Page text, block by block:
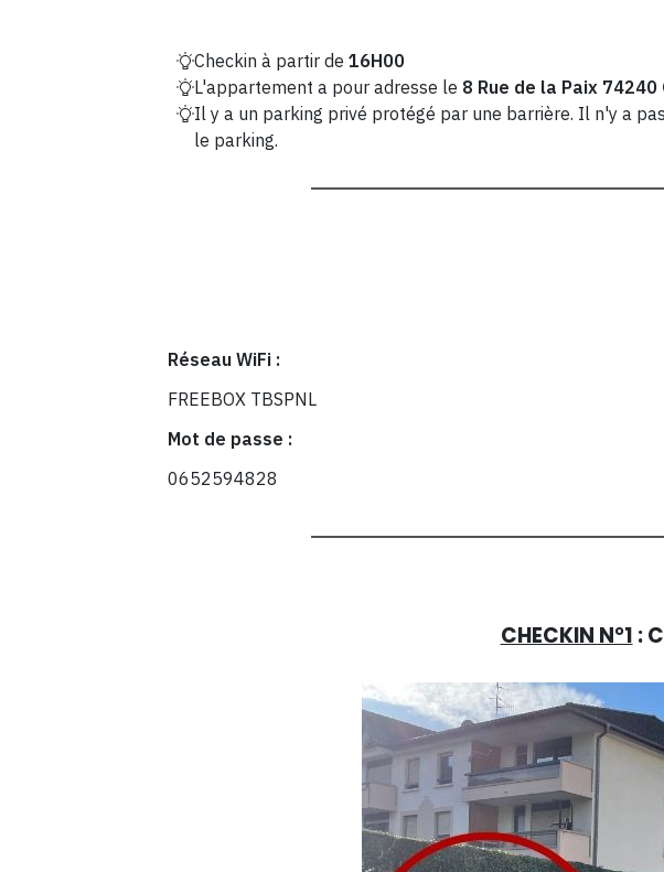
Checkin à partir de 16H00
L'appartement a pour adresse le 8 Rue de la Paix 74240
Il y a un parking privé protégé par une barrière. Il n'y a
le parking.
Réseau WiFi :
FREEBOX TBSPNL
Mot de passe :
0652594828
CHECKIN N°1 :